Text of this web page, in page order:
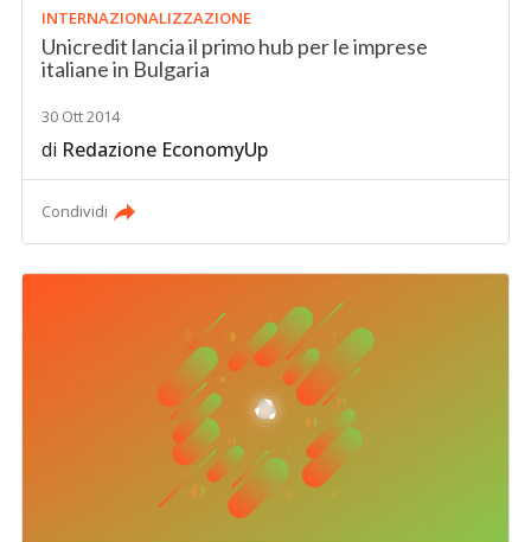
INTERNAZIONALIZZAZIONE
Unicredit lancia il primo hub per le imprese
italiane in Bulgaria
30 Ott 2014
di Redazione EconomyUp
Condividi